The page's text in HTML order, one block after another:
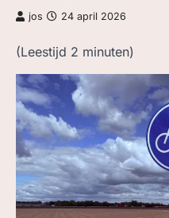
CONTACT
ZOEK, NIET BC
LEZEN BC, JAAR
ZOEK, IN BC
jos 24 april 2026
(Leestijd 2 minuten)